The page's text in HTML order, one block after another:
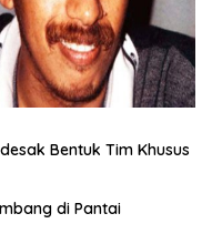
Bentuk Tim Khusus
di Pantai